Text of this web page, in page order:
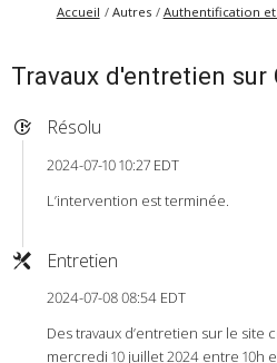
Accueil Autres Authentification et
Travaux d'entretien sur
Résolu
2024-07-10 10:27 EDT
L’intervention est terminée.
Entretien
2024-07-08 08:54 EDT
Des travaux d’entretien sur le
mercredi 10 juillet 2024 entre 10h